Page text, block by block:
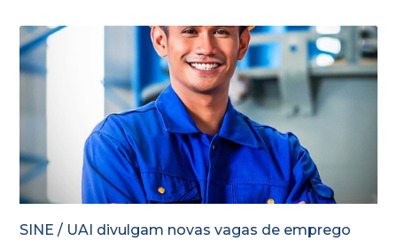
SINE / UAI divulgam novas vagas de emprego